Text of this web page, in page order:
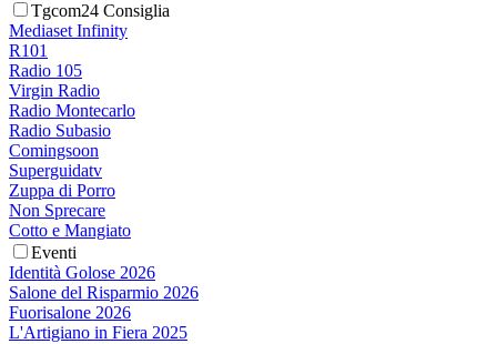
Tgcom24 Consiglia
Mediaset Infinity
R101
Radio 105
Virgin Radio
Radio Montecarlo
Radio Subasio
Comingsoon
Superguidatv
Zuppa di Porro
Non Sprecare
Cotto e Mangiato
Eventi
Identità Golose 2026
Salone del Risparmio 2026
Fuorisalone 2026
L'Artigiano in Fiera 2025